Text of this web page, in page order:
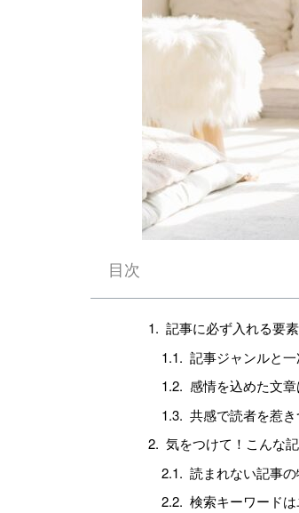
目次
記事に必ず入れる要素
記事ジャンルと
感情を込めた文
共感で読者を惹き
気をつけて！こんな
読まれない記事
検索キーワード